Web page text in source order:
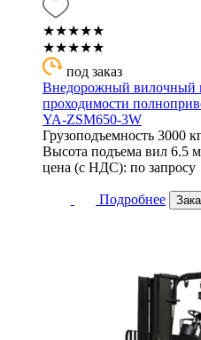
★★★★★
★★★★★
под заказ
Внедорожный вилочный
проходимости
YA-ZSM650-3W
Грузоподъемность 3000
Высота подъема вил 6.5 м
цена (с НДС): по запросу
Подробнее